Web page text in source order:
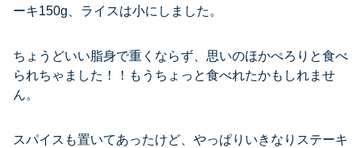
ーキ150g、ライスは小にしました。
ちょうどいい脂身で重くならず、思いのほかぺろりと食べ
られちゃました！！もうちょっと食べれたかもしれませ
ん。
スパイスも置いてあったけど、やっぱりいきなりステーキ